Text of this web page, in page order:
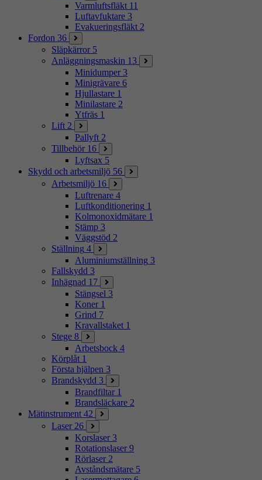
Varmluftsfläkt 11
Luftavfuktare 3
Evakueringsfläkt 2
Fordon 36
Släpkärror 5
Anläggningsmaskin 13
Minidumper 3
Minigrävare 6
Hjullastare 1
Minilastare 2
Ytfräs 1
Lift 2
Pallyft 2
Tillbehör 16
Lyftsax 5
Skydd och arbetsmiljö 56
Arbetsmiljö 16
Luftrenare 4
Luftkonditionering 1
Kolmonoxidmätare 1
Stämp 3
Väggstöd 2
Ställning 4
Aluminiumställning 3
Fallskydd 3
Inhägnad 17
Stängsel 3
Koner 1
Grind 7
Kravallstaket 1
Stege 8
Arbetsbock 4
Körplåt 1
Första hjälpen 3
Brandskydd 3
Brandfiltar 1
Brandsläckare 2
Mätinstrument 42
Laser 26
Korslaser 3
Rotationslaser 9
Rörlaser 2
Avståndsmätare 5